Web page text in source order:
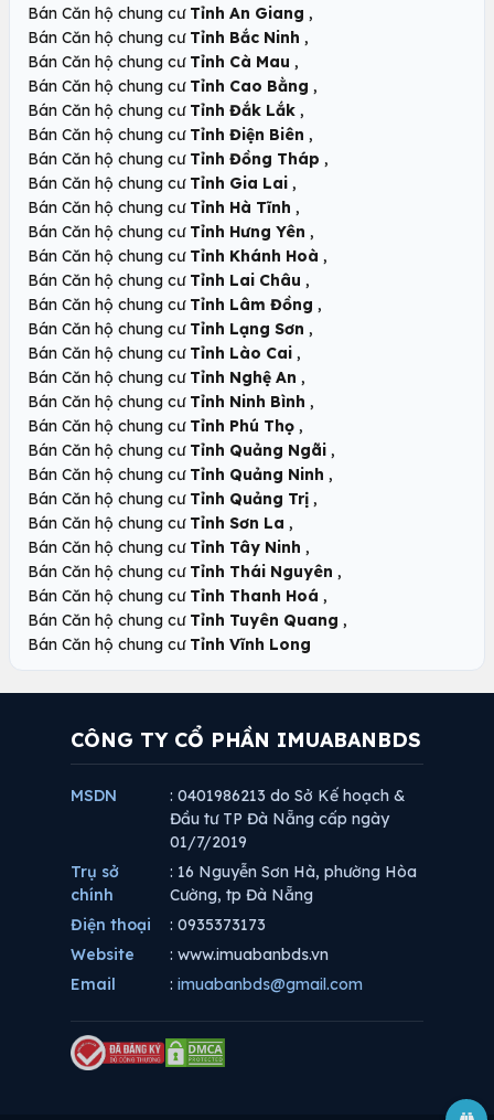
Bán Căn hộ chung cư Tỉnh An Giang ,
Bán Căn hộ chung cư Tỉnh Bắc Ninh ,
Bán Căn hộ chung cư Tỉnh Cà Mau ,
Bán Căn hộ chung cư Tỉnh Cao Bằng ,
Bán Căn hộ chung cư Tỉnh Đắk Lắk ,
Bán Căn hộ chung cư Tỉnh Điện Biên ,
Bán Căn hộ chung cư Tỉnh Đồng Tháp ,
Bán Căn hộ chung cư Tỉnh Gia Lai ,
Bán Căn hộ chung cư Tỉnh Hà Tĩnh ,
Bán Căn hộ chung cư Tỉnh Hưng Yên ,
Bán Căn hộ chung cư Tỉnh Khánh Hoà ,
Bán Căn hộ chung cư Tỉnh Lai Châu ,
Bán Căn hộ chung cư Tỉnh Lâm Đồng ,
Bán Căn hộ chung cư Tỉnh Lạng Sơn ,
Bán Căn hộ chung cư Tỉnh Lào Cai ,
Bán Căn hộ chung cư Tỉnh Nghệ An ,
Bán Căn hộ chung cư Tỉnh Ninh Bình ,
Bán Căn hộ chung cư Tỉnh Phú Thọ ,
Bán Căn hộ chung cư Tỉnh Quảng Ngãi ,
Bán Căn hộ chung cư Tỉnh Quảng Ninh ,
Bán Căn hộ chung cư Tỉnh Quảng Trị ,
Bán Căn hộ chung cư Tỉnh Sơn La ,
Bán Căn hộ chung cư Tỉnh Tây Ninh ,
Bán Căn hộ chung cư Tỉnh Thái Nguyên ,
Bán Căn hộ chung cư Tỉnh Thanh Hoá ,
Bán Căn hộ chung cư Tỉnh Tuyên Quang ,
Bán Căn hộ chung cư Tỉnh Vĩnh Long
CÔNG TY CỔ PHẦN IMUABANBDS
MSDN
: 0401986213 do Sở Kế hoạch &
Đầu tư TP Đà Nẵng cấp ngày
01/7/2019
Trụ sở
chính
: 16 Nguyễn Sơn Hà, phường Hòa
Cường, tp Đà Nẵng
Điện thoại
: 0935373173
Website
: www.imuabanbds.vn
Email
: imuabanbds@gmail.com